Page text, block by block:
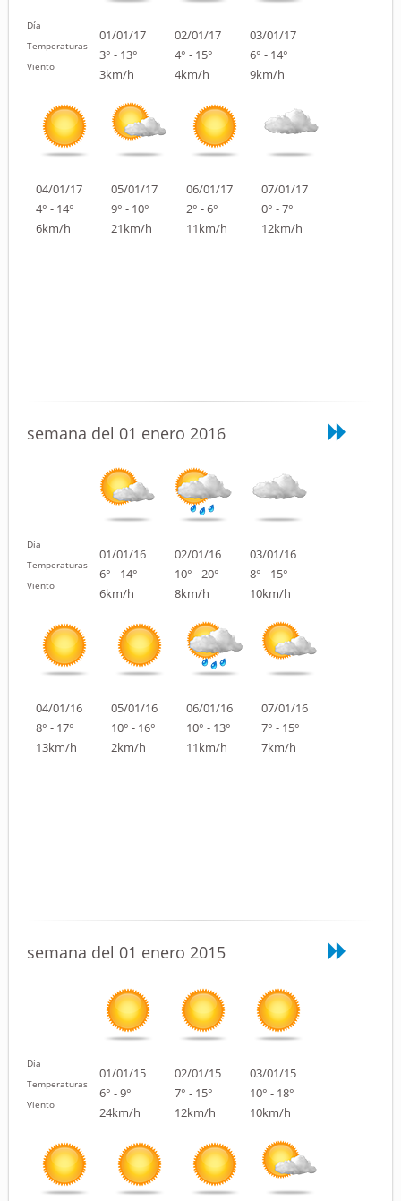
Día
Temperaturas
Viento
01/01/17
3° - 13°
3km/h
02/01/17
4° - 15°
4km/h
03/01/17
6° - 14°
9km/h
04/01/17
4° - 14°
6km/h
05/01/17
9° - 10°
21km/h
06/01/17
2° - 6°
11km/h
07/01/17
0° - 7°
12km/h
semana del 01 enero 2016
Día
Temperaturas
Viento
01/01/16
6° - 14°
6km/h
02/01/16
10° - 20°
8km/h
03/01/16
8° - 15°
10km/h
04/01/16
8° - 17°
13km/h
05/01/16
10° - 16°
2km/h
06/01/16
10° - 13°
11km/h
07/01/16
7° - 15°
7km/h
semana del 01 enero 2015
Día
Temperaturas
Viento
01/01/15
6° - 9°
24km/h
02/01/15
7° - 15°
12km/h
03/01/15
10° - 18°
10km/h